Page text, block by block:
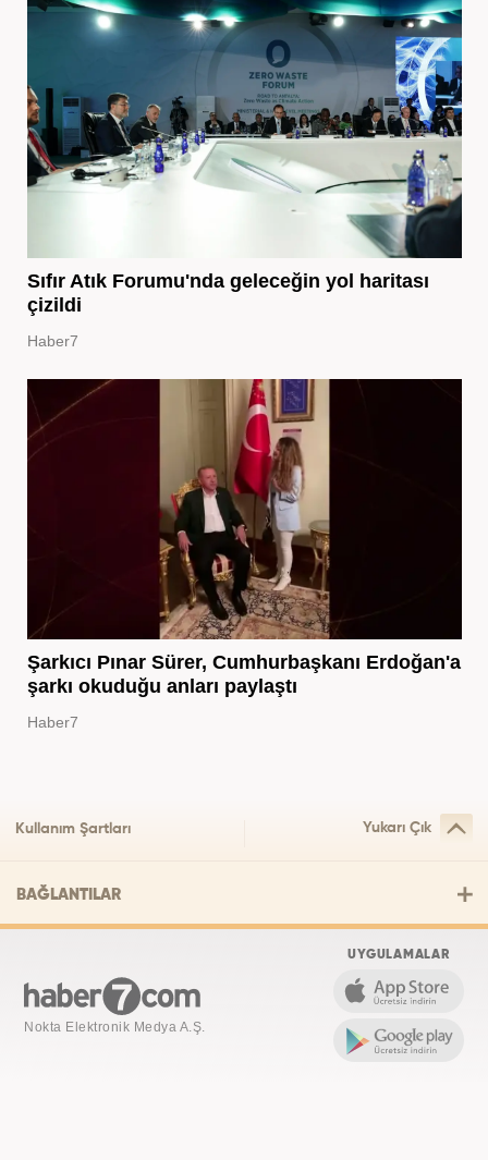
Sıfır Atık Forumu'nda geleceğin yol haritası
çizildi
Haber7
Şarkıcı Pınar Sürer, Cumhurbaşkanı Erdoğan'a
şarkı okuduğu anları paylaştı
Haber7
Kullanım Şartları Yukarı Çık
BAĞLANTILAR
Nokta Elektronik Medya A.Ş.
UYGULAMALAR